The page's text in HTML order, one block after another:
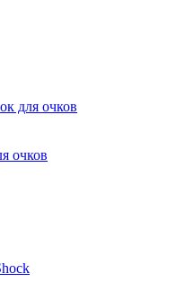
для очков
очков